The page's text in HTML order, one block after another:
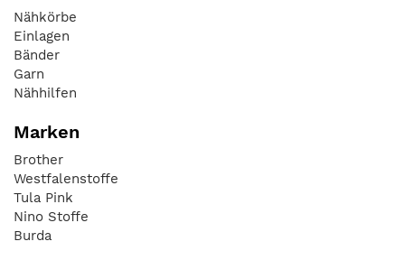
Nähkörbe
Einlagen
Bänder
Garn
Nähhilfen
Marken
Brother
Westfalenstoffe
Tula Pink
Nino Stoffe
Burda